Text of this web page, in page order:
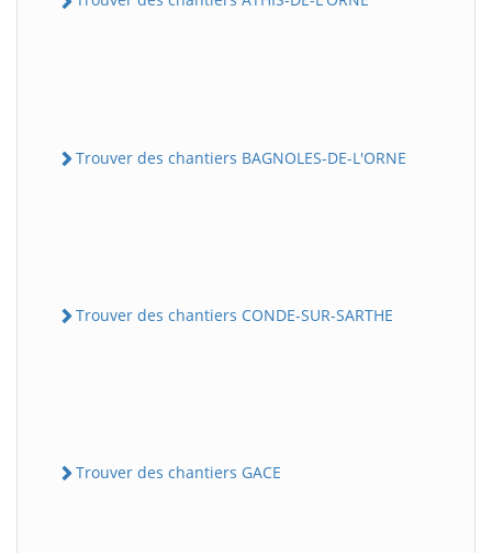
Trouver des chantiers BAGNOLES-DE-L'ORNE
Trouver des chantiers CONDE-SUR-SARTHE
Trouver des chantiers GACE